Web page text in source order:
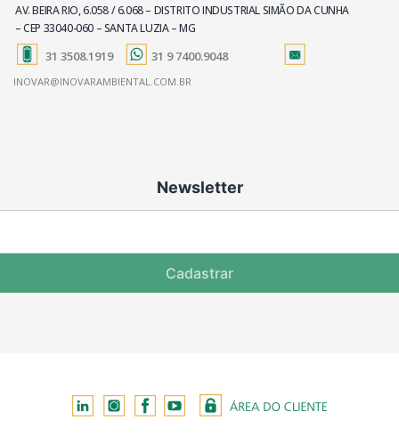
AV. BEIRA RIO, 6.058 / 6.068 – DISTRITO INDUSTRIAL SIMÃO DA CUNHA
– CEP 33040-060 – SANTA LUZIA – MG
31 3508.1919 31 9 7400.9048
INOVAR@INOVARAMBIENTAL.COM.BR
Newsletter
Cadastrar